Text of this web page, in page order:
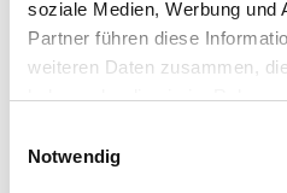
soziale Medien, Werbung und
Partner führen diese
weiteren Daten zusammen,
haben oder die sie im
betätigen Sie anschließend den
Notwendig
Hauptstr. 440